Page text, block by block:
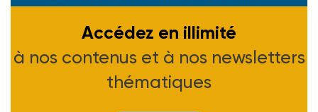
Accédez en illimité
à nos contenus et à nos newsletters
thématiques